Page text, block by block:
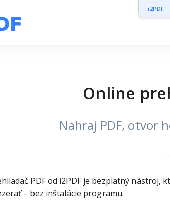
i2PDF
Online
Nahraj PDF, otvor
PDF od i2PDF je bezplatný
– bez inštalácie programu.